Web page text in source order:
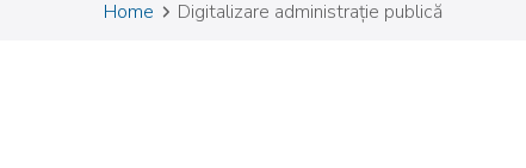
Home Digitalizare administrație publică